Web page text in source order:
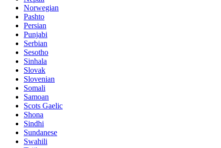
Norwegian
Pashto
Persian
Punjabi
Serbian
Sesotho
Sinhala
Slovak
Slovenian
Somali
Samoan
Scots Gaelic
Shona
Sindhi
Sundanese
Swahili